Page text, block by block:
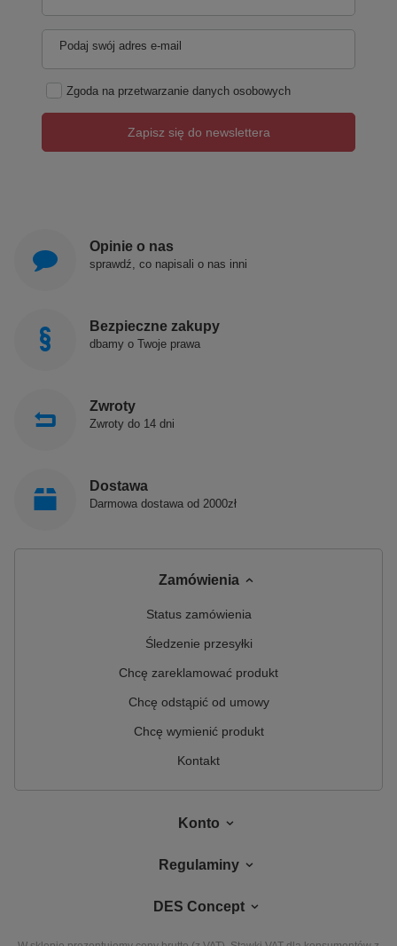
Podaj swój adres e-mail
Zgoda na przetwarzanie danych osobowych
Zapisz się do newslettera
Opinie o nas
sprawdź, co napisali o nas inni
Bezpieczne zakupy
dbamy o Twoje prawa
Zwroty
Zwroty do 14 dni
Dostawa
Darmowa dostawa od 2000zł
Zamówienia
Status zamówienia
Śledzenie przesyłki
Chcę zareklamować produkt
Chcę odstąpić od umowy
Chcę wymienić produkt
Kontakt
Konto
Regulaminy
DES Concept